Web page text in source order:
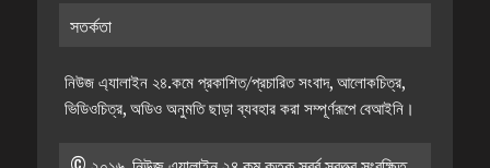
সতর্কতা
নিউজ এ্যালাইন ২৪.কমে প্রকাশিত/প্রচারিত সংবাদ, আলোকচিত্র,
ভিডিওচিত্র, অডিও অনুমতি ছাড়া ব্যবহার করা সম্পূর্ণরূপে বেআইনি।